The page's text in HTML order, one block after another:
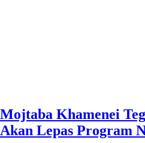
Mojtaba Khamenei
Akan Lepas Program